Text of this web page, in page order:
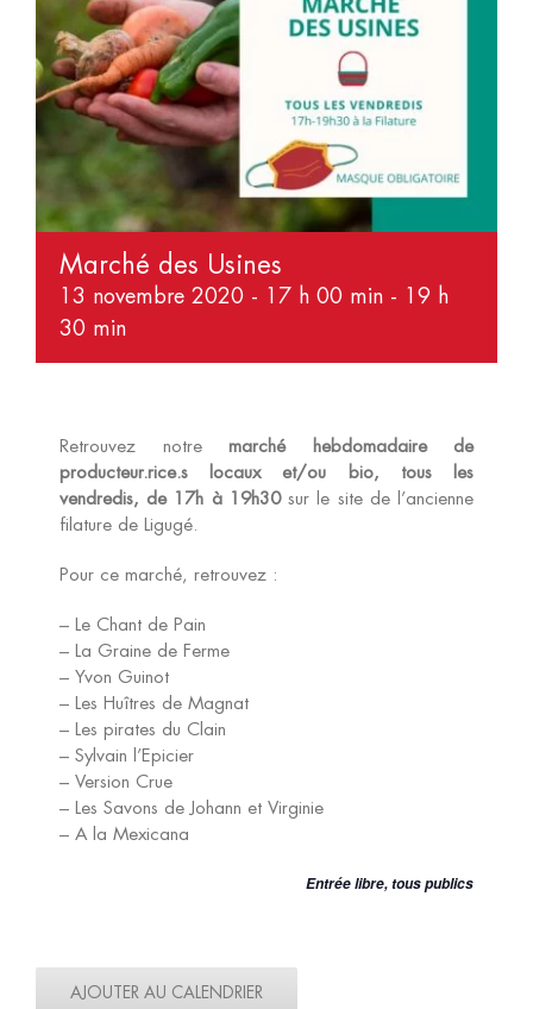
Marché des Usines
13 novembre 2020 - 17 h 00 min - 19 h
30 min
Retrouvez notremarché hebdomadaire de
producteur.rice.s locaux et/ou bio, tous les
vendredis, de 17h à 19h30sur le site de l’ancienne
filature de Ligugé.
Pour ce marché, retrouvez :
– Le Chant de Pain
– La Graine de Ferme
– Yvon Guinot
– Les Huîtres de Magnat
– Les pirates du Clain
– Sylvain l’Epicier
– Version Crue
– Les Savons de Johann et Virginie
– A la Mexicana
Entrée libre, tous publics
AJOUTER AU CALENDRIER